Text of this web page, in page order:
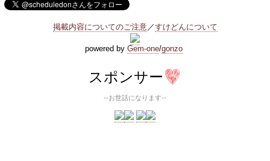
掲載内容についてのご注意／すけどんについて
powered by Gem-one/gonzo
スポンサー
--お世話になります--